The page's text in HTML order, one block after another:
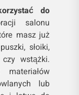
do
salonu
masz już
słoiki,
wstążki.
lub